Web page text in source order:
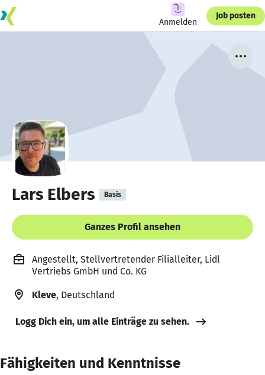
Anmelden
Job posten
Lars Elbers Basis
Ganzes Profil ansehen
Angestellt, Stellvertretender Filialleiter, Lidl
Vertriebs GmbH und Co. KG
Kleve, Deutschland
Logg Dich ein, um alle Einträge zu sehen.
Fähigkeiten und Kenntnisse